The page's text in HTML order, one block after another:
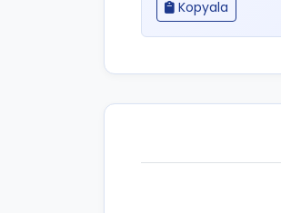
Kopyala